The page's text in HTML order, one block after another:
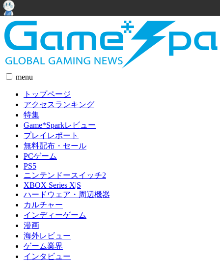
menu
トップページ
アクセスランキング
特集
Game*Sparkレビュー
プレイレポート
無料配布・セール
PCゲーム
PS5
ニンテンドースイッチ2
XBOX Series X|S
ハードウェア・周辺機器
カルチャー
インディーゲーム
漫画
海外レビュー
ゲーム業界
インタビュー